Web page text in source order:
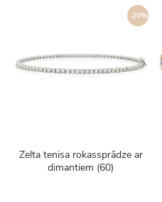
-20%
Zelta tenisa rokassprādze ar
dimantiem (60)